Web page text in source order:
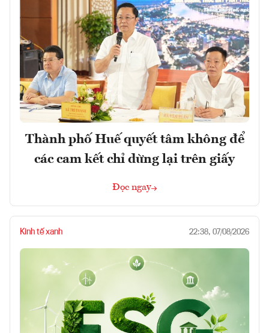
Thành phố Huế quyết tâm không để
các cam kết chỉ dừng lại trên giấy
Đọc ngay
Kinh tế xanh 22:38, 07/08/2026